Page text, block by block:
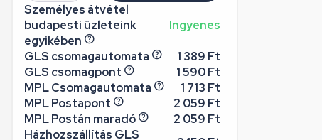
Személyes átvétel
budapesti üzleteink
egyikében
Ingyenes
GLS csomagautomata
1 389 Ft
GLS csomagpont
1 590 Ft
MPL Csomagautomata
1 713 Ft
MPL Postapont
2 059 Ft
MPL Postán maradó
2 059 Ft
Házhozszállítás GLS